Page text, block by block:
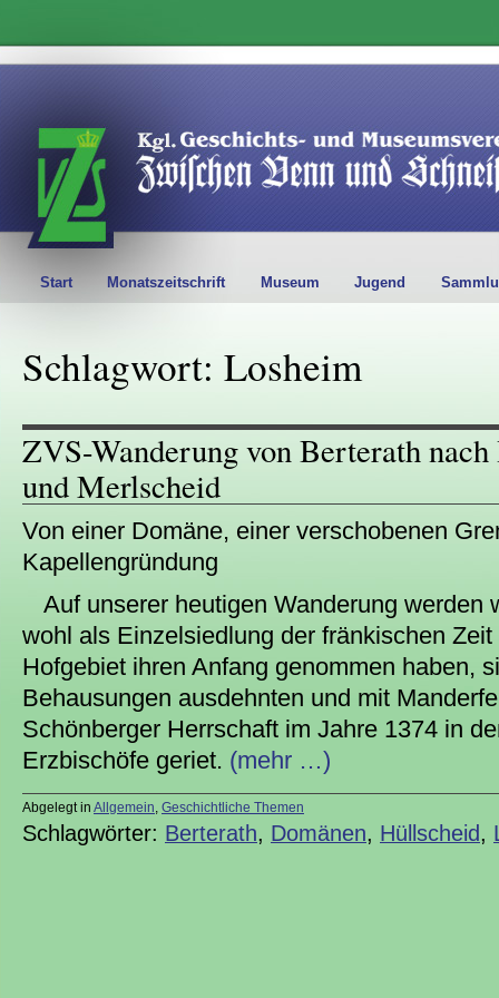
Start Monatszeitschrift Museum Jugend
Schlagwort: Losheim
ZVS-Wanderung von Berterath
und Merlscheid
Von einer Domäne, einer verschobenen
Kapellengründung
Auf unserer heutigen Wanderung werden
wohl als Einzelsiedlung der fränkischen
Hofgebiet ihren Anfang genommen haben,
Behausungen ausdehnten und mit
Schönberger Herrschaft im Jahre 1374 in
Erzbischöfe geriet. (mehr …)
Abgelegt in Allgemein, Geschichtliche Themen
Schlagwörter: Berterath, Domänen, Hüllscheid,